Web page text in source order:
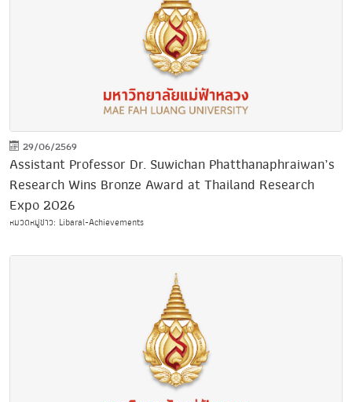
29/06/2569
Assistant Professor Dr. Suwichan Phatthanaphraiwan’s
Research Wins Bronze Award at Thailand Research
Expo 2026
หมวดหมู่ข่าว: Libaral-Achievements